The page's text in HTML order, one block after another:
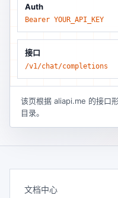
Auth
Bearer YOUR_API_KEY
接口
/v1/chat/completions
该页根据 aliapi.me 的接口
目录。
文档中心